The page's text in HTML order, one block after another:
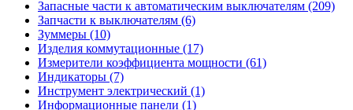
Запасные части к автоматическим выключателям (209)
Запчасти к выключателям (6)
Зуммеры (10)
Изделия коммутационные (17)
Измерители коэффициента мощности (61)
Индикаторы (7)
Инструмент электрический (1)
Информационные панели (1)